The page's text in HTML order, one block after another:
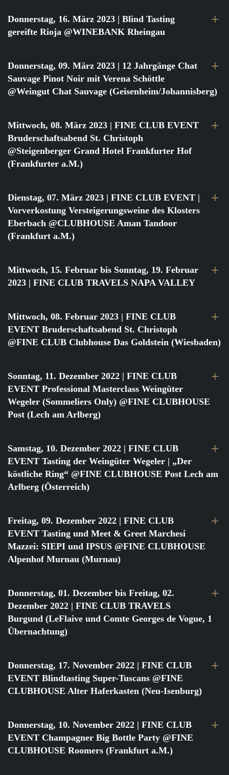
Donnerstag, 16. März 2023 | Blind Tasting
gereifte Rioja @WINEBANK Rheingau
Donnerstag, 09. März 2023 | 12 Jahrgänge Chat
Sauvage Pinot Noir mit Verena Schöttle
@Weingut Chat Sauvage (Geisenheim/Johannisberg)
Mittwoch, 08. März 2023 | FINE CLUB EVENT
Bruderschaftsabend St. Christoph
@Steigenberger Grand Hotel Frankfurter Hof
(Frankfurter a.M.)
Dienstag, 07. März 2023 | FINE CLUB EVENT |
Vorverkostung Versteigerungsweine des Klosters
Eberbach @CLUBHOUSE Aman Tandoor
(Frankfurt a.M.)
Mittwoch, 15. Februar bis Sonntag, 19. Februar
2023 | FINE CLUB TRAVELS NAPA VALLEY
Mittwoch, 08. Februar 2023 | FINE CLUB
EVENT Bruderschaftsabend St. Christoph
@FINE CLUB Clubhouse Das Goldstein (Wiesbaden)
Sonntag, 11. Dezember 2022 | FINE CLUB
EVENT Professional Masterclass Weingüter
Wegeler (Sommeliers Only) @FINE CLUBHOUSE
Post (Lech am Arlberg)
Samstag, 10. Dezember 2022 | FINE CLUB
EVENT Tasting der Weingüter Wegeler | „Der
köstliche Ring“ @FINE CLUBHOUSE Post Lech am
Arlberg (Österreich)
Freitag, 09. Dezember 2022 | FINE CLUB
EVENT Tasting und Meet & Greet Marchesi
Mazzei: SIEPI und IPSUS @FINE CLUBHOUSE
Alpenhof Murnau (Murnau)
Donnerstag, 01. Dezember bis Freitag, 02.
Dezember 2022 | FINE CLUB TRAVELS
Burgund (LeFlaive und Comte Georges de Vogue, 1
Übernachtung)
Donnerstag, 17. November 2022 | FINE CLUB
EVENT Blindtasting Super-Tuscans @FINE
CLUBHOUSE Alter Haferkasten (Neu-Isenburg)
Donnerstag, 10. November 2022 | FINE CLUB
EVENT Champagner Big Bottle Party @FINE
CLUBHOUSE Roomers (Frankfurt a.M.)